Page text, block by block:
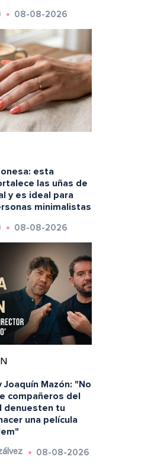
08-08-2026
esta
las uñas de
y es ideal para
minimalistas
08-08-2026
Joaquín Mazón: "No
compañeros del
denuesten tu
una película
08-08-2026